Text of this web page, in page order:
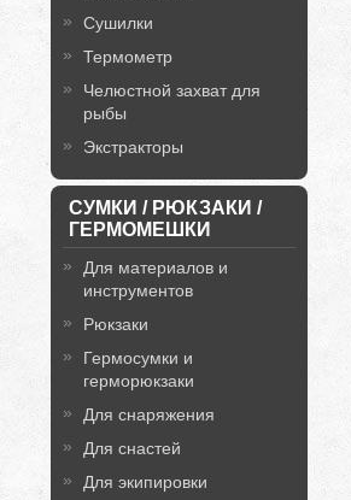
Сушилки
Термометр
Челюстной захват для
рыбы
Экстракторы
СУМКИ / РЮКЗАКИ /
ГЕРМОМЕШКИ
Для материалов и
инструментов
Рюкзаки
Гермосумки и
герморюкзаки
Для снаряжения
Для снастей
Для экипировки